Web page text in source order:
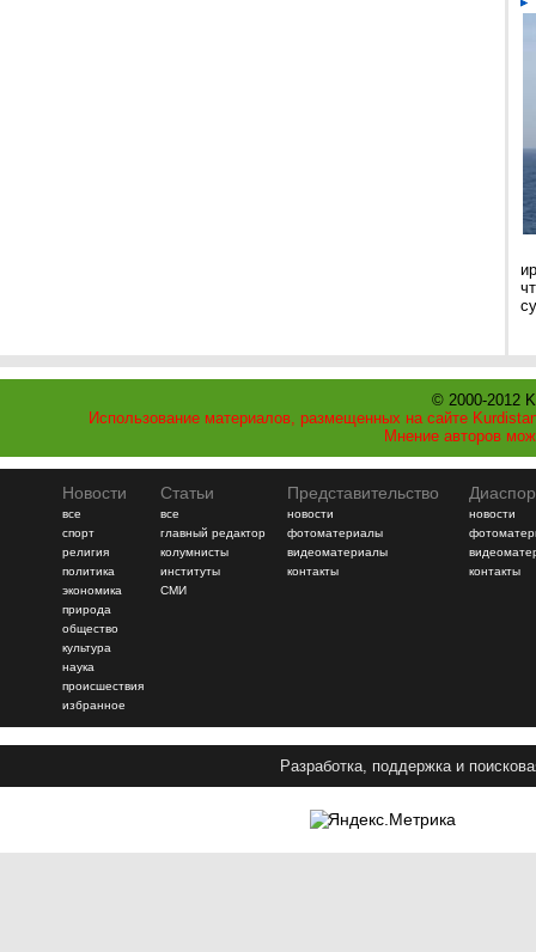
© 2000-2012
Использование материалов, размещенных на сайте
Мнение авторов
Новости
все
спорт
религия
политика
экономика
природа
общество
культура
наука
происшествия
избранное
Статьи
все
главный редактор
колумнисты
институты
СМИ
Представительство
новости
фотоматериалы
видеоматериалы
контакты
новости
контакты
Разработка, поддержка и